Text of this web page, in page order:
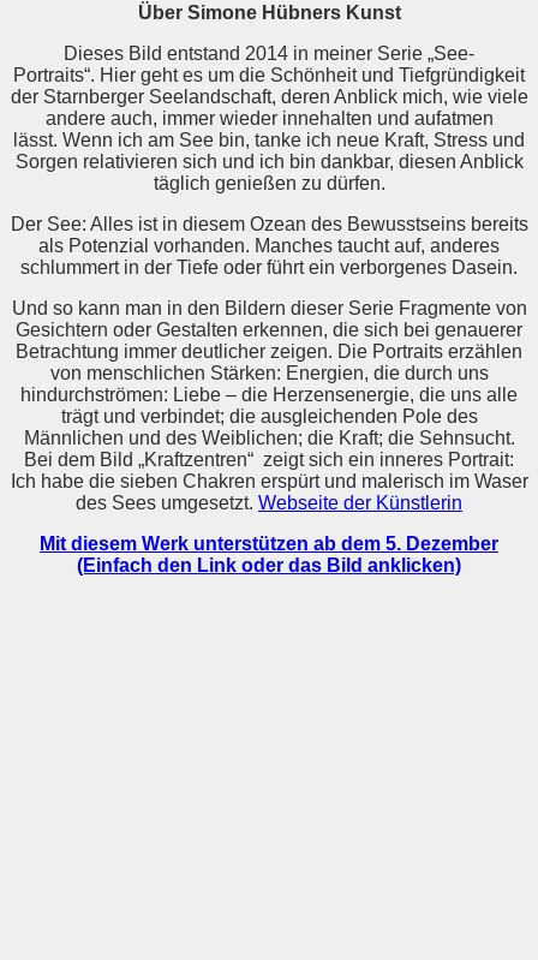
Über Simone Hübners Kunst
Dieses Bild entstand 2014 in meiner Serie „See-
Portraits“. Hier geht es um die Schönheit und Tiefgründigkeit
der Starnberger Seelandschaft, deren Anblick mich, wie viele
andere auch, immer wieder innehalten und aufatmen
lässt. Wenn ich am See bin, tanke ich neue Kraft, Stress und
Sorgen relativieren sich und ich bin dankbar, diesen Anblick
täglich genießen zu dürfen.
Der See: Alles ist in diesem Ozean des Bewusstseins bereits
als Potenzial vorhanden. Manches taucht auf, anderes
schlummert in der Tiefe oder führt ein verborgenes Dasein.
Und so kann man in den Bildern dieser Serie Fragmente von
Gesichtern oder Gestalten erkennen, die sich bei genauerer
Betrachtung immer deutlicher zeigen. Die Portraits erzählen
von menschlichen Stärken: Energien, die durch uns
hindurchströmen: Liebe – die Herzensenergie, die uns alle
trägt und verbindet; die ausgleichenden Pole des
Männlichen und des Weiblichen; die Kraft; die Sehnsucht.
Bei dem Bild „Kraftzentren“ zeigt sich ein inneres Portrait:
Ich habe die sieben Chakren erspürt und malerisch im Waser
des Sees umgesetzt. Webseite der Künstlerin
Mit diesem Werk unterstützen ab dem 5. Dezember
(Einfach den Link oder das Bild anklicken)